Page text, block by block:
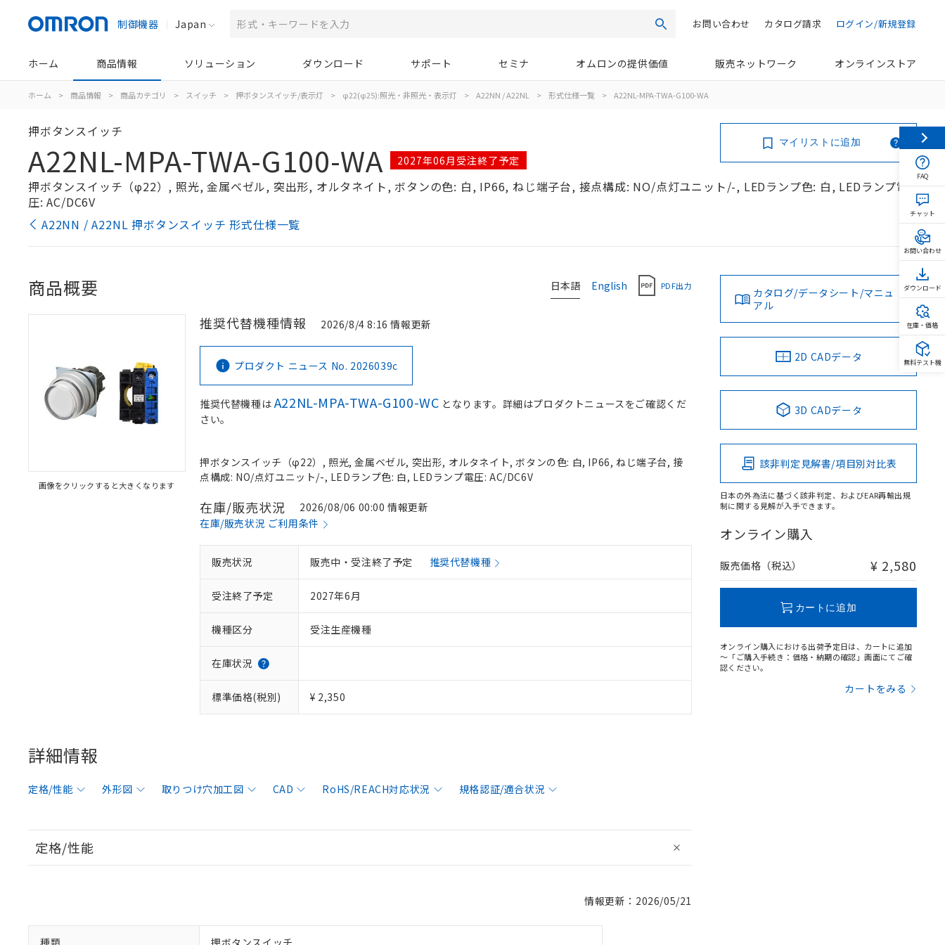
制御機器 Japan 検索 ログイン/新規登録
カタログ請求
お問い合わせ
ホーム 商品情報 ソリューション ダウンロード サポート セミナ オムロンの提供価値 販売ネットワーク オンラインストア
ホーム > 商品情報 > 商品カテゴリ > スイッチ > 押ボタンスイッチ/表示灯 > φ22(φ25):照光・非照光・表示灯 > A22NN / A22NL > 形式仕様一覧 > A22NL-MPA-TWA-G100-WA
押ボタンスイッチ
A22NL-MPA-TWA-G100-WA 2027年06月受注終了予定
押ボタンスイッチ（φ22）, 照光, 金属ベゼル, 突出形, オルタネイト, ボタンの色: 白, IP66, ねじ端子台, 接点構成: NO/点灯ユニット/-, LEDランプ色: 白, LEDランプ電
圧: AC/DC6V
A22NN / A22NL 押ボタンスイッチ 形式仕様一覧
マイリストに追加
日本語 English PDF出力
商品概要
画像をクリックすると大きくなります
推奨代替機種情報 2026/8/4 8:16 情報更新
プロダクト ニュース No. 2026039c
推奨代替機種はA22NL-MPA-TWA-G100-WC となります。詳細はプロダクトニュースをご確認くだ
さい。
押ボタンスイッチ（φ22）, 照光, 金属ベゼル, 突出形, オルタネイト, ボタンの色: 白, IP66, ねじ端子台, 接
点構成: NO/点灯ユニット/-, LEDランプ色: 白, LEDランプ電圧: AC/DC6V
在庫/販売状況
2026/08/06 00:00 情報更新
在庫/販売状況 ご利用条件
販売状況 販売中・受注終了予定 推奨代替機種
受注終了予定 2027年6月
機種区分 受注生産機種
在庫状況
標準価格(税別) ¥ 2,350
詳細情報
定格/性能 外形図 取りつけ穴加工図 CAD RoHS/REACH対応状況 規格認証/適合状況
定格/性能
情報更新：2026/05/21
種類 押ボタンスイッチ
カタログ/データシート/マニュ
アル
2D CADデータ
3D CADデータ
該非判定見解書/項目別対比表
日本の外為法に基づく該非判定、およびEAR再輸出規
制に関する見解が入手できます。
オンライン購入
販売価格（税込） ¥ 2,580
カートに追加
オンライン購入における出荷予定日は、カートに追加
～「ご購入手続き：価格・納期の確認」画面にてご確
認ください。
カートをみる
FAQ
チャット
お問い合わせ
ダウンロード
在庫・価格
無料テスト機